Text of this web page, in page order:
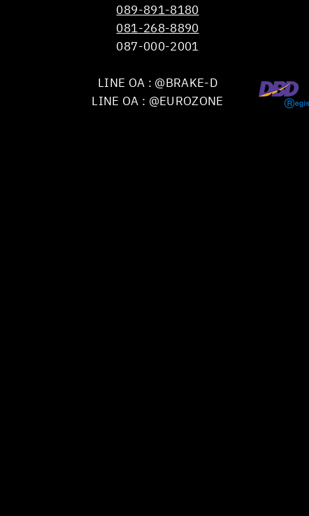
089-891-8180
081-268-8890
087-000-2001
LINE OA : @BRAKE-D
LINE OA : @EUROZONE